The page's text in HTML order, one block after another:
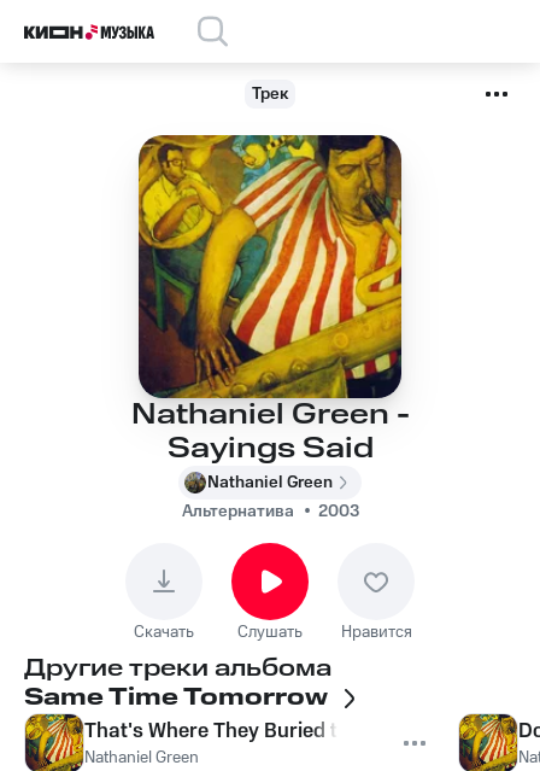
Трек
Nathaniel Green -
Sayings Said
Nathaniel Green
Альтернатива
2003
Скачать Слушать Нравится
Другие треки альбома
Same Time Tomorrow
That's Where They Buried the Giant
Nathaniel Green